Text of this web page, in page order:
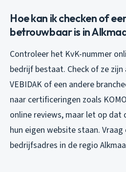
Hoe kan ik checken of
betrouwbaar is in
Controleer het KvK-nummer
bedrijf bestaat. Check of ze
VEBIDAK of een andere
naar certificeringen zoals
online reviews, maar let op dat
hun eigen website staan.
bedrijfsadres in de regio